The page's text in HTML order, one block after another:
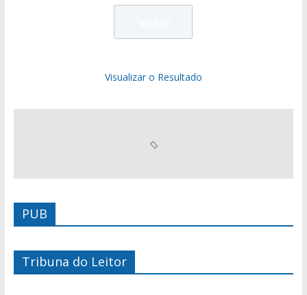
Visualizar o Resultado
PUB
Tribuna do Leitor